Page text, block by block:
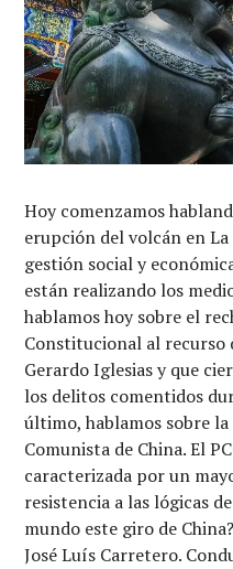
Hoy comenzamos
erupción del volcán en
gestión social y
están realizando los
hablamos hoy sobre el
Constitucional al recurso
Gerardo Iglesias y que
los delitos comentidos
último, hablamos sobre
Comunista de China. El
caracterizada por un
resistencia a las lógicas
mundo este giro de
José Luís Carretero.